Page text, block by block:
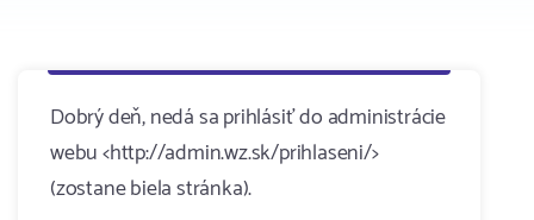
Dobrý deň, nedá sa prihlásiť do administrácie
webu <http://admin.wz.sk/prihlaseni/>
(zostane biela stránka).